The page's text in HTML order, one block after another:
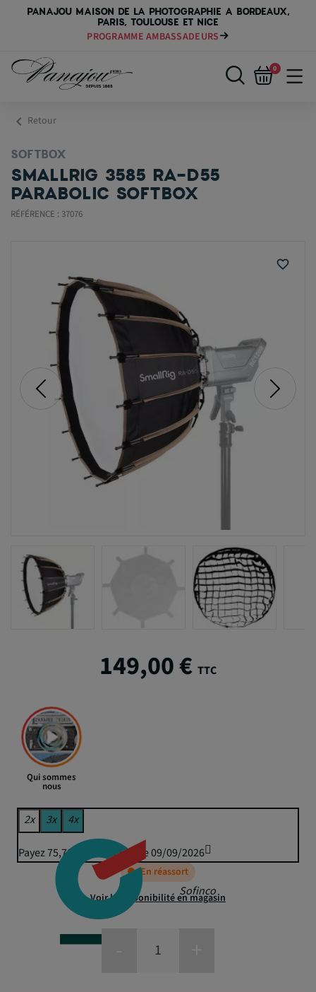
PANAJOU MAISON DE LA PHOTOGRAPHIE A BORDEAUX,
PARIS, TOULOUSE ET NICE
PAYER VOTRE MATÉRIEL JUSQU'EN 84 FOIS
0
chevron_left Retour
SOFTBOX
SMALLRIG 3585 RA-D55
PARABOLIC SOFTBOX
RÉFÉRENCE : 37076
favorite_border
149,00 € TTC
Qui sommes
nous
Sofinco
2x 3x 4x
Payez 75,78 € puis 74,50 € le 09/09/2026
En réassort
Voir la disponibilité en magasin